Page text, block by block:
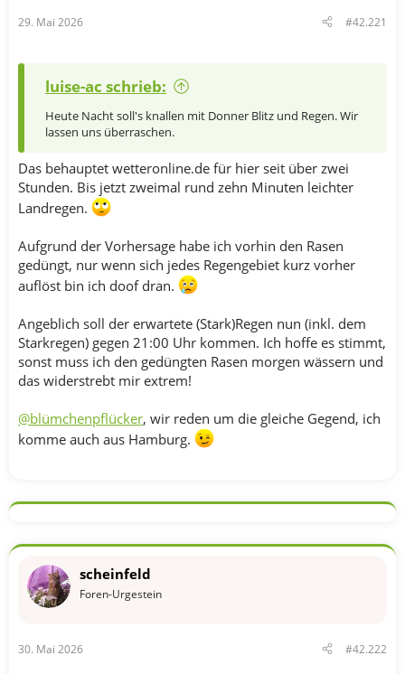
r
29. Mai 2026 #42.221
luise-ac schrieb:
Heute Nacht soll's knallen mit Donner Blitz und Regen. Wir
lassen uns überraschen.
Das behauptet wetteronline.de für hier seit über zwei
Stunden. Bis jetzt zweimal rund zehn Minuten leichter
Landregen.
Aufgrund der Vorhersage habe ich vorhin den Rasen
gedüngt, nur wenn sich jedes Regengebiet kurz vorher
auflöst bin ich doof dran.
Angeblich soll der erwartete (Stark)Regen nun (inkl. dem
Starkregen) gegen 21:00 Uhr kommen. Ich hoffe es stimmt,
sonst muss ich den gedüngten Rasen morgen wässern und
das widerstrebt mir extrem!
@blümchenpflücker, wir reden um die gleiche Gegend, ich
komme auch aus Hamburg.
scheinfeld
Foren-Urgestein
30. Mai 2026 #42.222